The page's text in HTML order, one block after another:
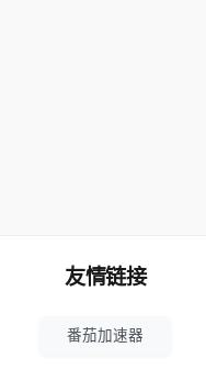
友情链接
番茄加速器